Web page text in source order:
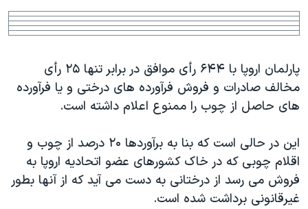
صفحه
اصلی
به
جستجو
جهان
ورزشی
گزیده‌ها
ویژه برنامه‌ها
ویدیوها
فرهنگ و زندگی
حقوق شهروندی
اقتصادی
صفحه‌های ویژه
جام جهانی ۲۰۲۶
عملیات خشم حماسی
۲۵۰سالگی آمریکا
بایگانی برنامه‌های تلویزیونی
مستندها
انتخابات ریاست جمهوری آمریکا ۲۰۲۴
حمله جمهوری اسلامی به اسرائیل
فرکانس‌های صدای آمریکا
پخش رادیویی
یادگیری زبان انگلیسی
پارلمان اروپا با ۶۴۴ رأی موافق در برابر تنها ۲۵ رأی
مخالف صادرات و فروش فرآورده های درختی و يا فرآورده
های حاصل از چوب را ممنوع اعلام داشته است.
اين در حالی است که بنا به برآوردها ۲۰ درصد از چوب و
اقلام چوبی که در خاک کشورهای عضو اتحاديه اروپا به
فروش می رسد از درختانی به دست می آيد که از آنها بطور
غيرقانونی برداشت شده است.